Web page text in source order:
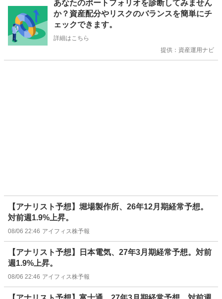
あなたのポートフォリオを診断してみません
か？資産配分やリスクのバランスを簡単にチ
ェックできます。
詳細はこちら
提供：資産運用ナビ
【アナリスト予想】堀場製作所、26年12月期経常予想。
対前週1.9%上昇。
08/06 22:46 アイフィス株予報
【アナリスト予想】日本電気、27年3月期経常予想。対前
週1.9%上昇。
08/06 22:46 アイフィス株予報